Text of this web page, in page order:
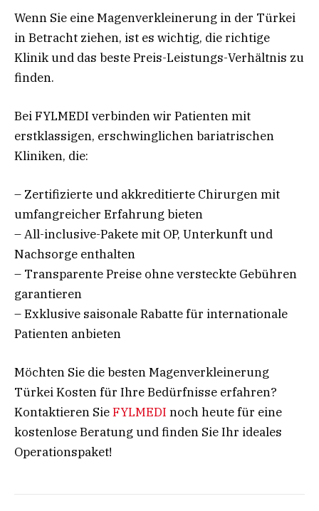
Wenn Sie eine Magenverkleinerung in der Türkei
in Betracht ziehen, ist es wichtig, die richtige
Klinik und das beste Preis-Leistungs-Verhältnis zu
finden.
Bei FYLMEDI verbinden wir Patienten mit
erstklassigen, erschwinglichen bariatrischen
Kliniken, die:
– Zertifizierte und akkreditierte Chirurgen mit
umfangreicher Erfahrung bieten
– All-inclusive-Pakete mit OP, Unterkunft und
Nachsorge enthalten
– Transparente Preise ohne versteckte Gebühren
garantieren
– Exklusive saisonale Rabatte für internationale
Patienten anbieten
Möchten Sie die besten Magenverkleinerung
Türkei Kosten für Ihre Bedürfnisse erfahren?
Kontaktieren SieFYLMEDI noch heute für eine
kostenlose Beratung und finden Sie Ihr ideales
Operationspaket!